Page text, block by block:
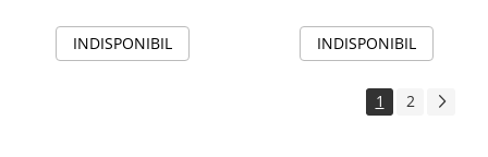
INDISPONIBIL INDISPONIBIL
1 2